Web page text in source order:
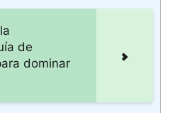
de
dominar